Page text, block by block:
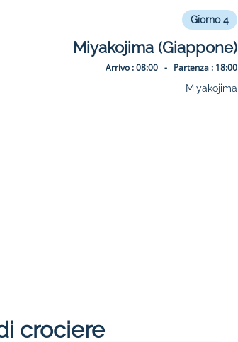
Giorno 4
Miyakojima (Giappone)
Arrivo :08:00 - Partenza : 18:00
Miyakojima
crociere